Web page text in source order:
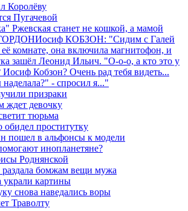
Королёву
Пугачевой
Ржевская станет не кошкой, а мамой
Иосиф КОБЗОН: "Сидим с Галей
комнате, она включила магнитофон, и
зашёл Леонид Ильич. "О-о-о, а кто это у
Иосиф Кобзон? Очень рад тебя видеть...
наделала?" - спросил я..."
призраки
ждет девочку
тюрьма
обидел проститутку
пошел в альфонсы к модели
инопланетяне?
Роднянской
бомжам вещи мужа
картины
снова наведались воры
Траволту